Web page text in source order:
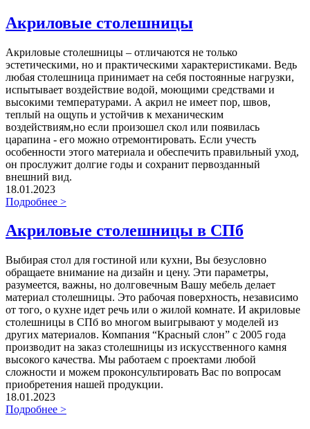
Акриловые столешницы
Акриловые столешницы – отличаются не только
эстетическими, но и практическими характеристиками. Ведь
любая столешница принимает на себя постоянные нагрузки,
испытывает воздействие водой, моющими средствами и
высокими температурами. А акрил не имеет пор, швов,
теплый на ощупь и устойчив к механическим
воздействиям,но если произошел скол или появилась
царапина - его можно отремонтировать. Если учесть
особенности этого материала и обеспечить правильный уход,
он прослужит долгие годы и сохранит первозданный
внешний вид.
18.01.2023
Подробнее >
Акриловые столешницы в СПб
Выбирая стол для гостиной или кухни, Вы безусловно
обращаете внимание на дизайн и цену. Эти параметры,
разумеется, важны, но долговечным Вашу мебель делает
материал столешницы. Это рабочая поверхность, независимо
от того, о кухне идет речь или о жилой комнате. И акриловые
столешницы в СПб во многом выигрывают у моделей из
других материалов. Компания “Красный слон” с 2005 года
производит на заказ столешницы из искусственного камня
высокого качества. Мы работаем с проектами любой
сложности и можем проконсультировать Вас по вопросам
приобретения нашей продукции.
18.01.2023
Подробнее >